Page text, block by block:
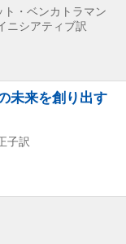
・ベンカトラマン
ニシアティブ訳
未来を創り出す
子訳